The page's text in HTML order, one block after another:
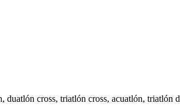
cross, triatlón cross, acuatlón, triatlón